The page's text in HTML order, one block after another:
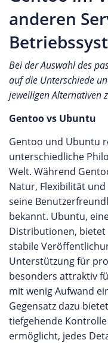
anderen
Bei der Auswahl des
auf die Unterschiede
jeweiligen Alternativen
Gentoo vs Ubuntu
Gentoo und Ubuntu
unterschiedliche
Welt. Während
Natur, Flexibilität
seine
bekannt. Ubuntu,
Distributionen, bietet
stabile
Unterstützung für
besonders attraktiv
mit wenig Aufwand
Gegensatz dazu
tiefgehende
ermöglicht, jedes